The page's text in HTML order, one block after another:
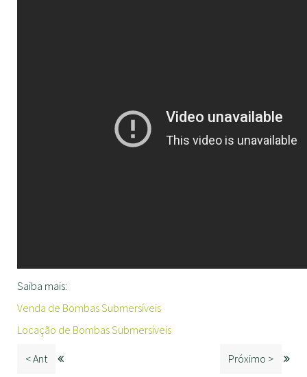
Saiba mais:
Venda de Bombas Submersíveis
Locação de Bombas Submersíveis
< Ant Próximo >